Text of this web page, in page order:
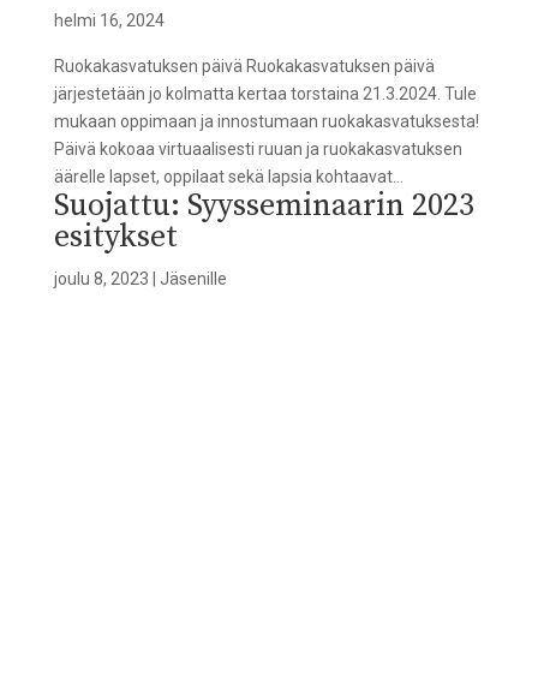
helmi 16, 2024
Ruokakasvatuksen päivä Ruokakasvatuksen päivä
järjestetään jo kolmatta kertaa torstaina 21.3.2024. Tule
mukaan oppimaan ja innostumaan ruokakasvatuksesta!
Päivä kokoaa virtuaalisesti ruuan ja ruokakasvatuksen
äärelle lapset, oppilaat sekä lapsia kohtaavat...
Suojattu: Syysseminaarin 2023
esitykset
joulu 8, 2023 Jäsenille